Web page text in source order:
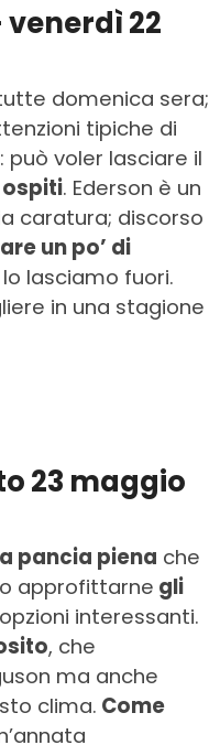
22
domenica sera;
tipiche di
può voler lasciare il
ospiti. Ederson è un
caratura; discorso
un po’ di
lasciamo fuori.
in una stagione
23 maggio
pancia piena che
approfittarne gli
interessanti.
, che
ma anche
clima. Come